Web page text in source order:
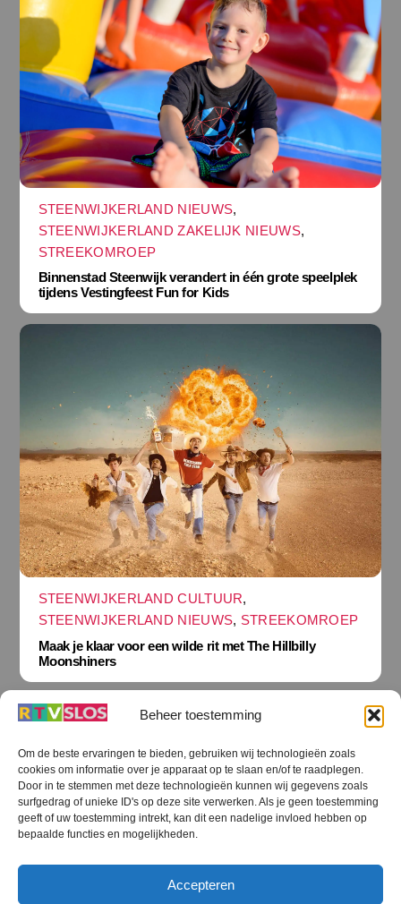
Beheer toestemming
Om de beste ervaringen te bieden, gebruiken wij technologieën zoals
cookies om informatie over je apparaat op te slaan en/of te raadplegen.
Door in te stemmen met deze technologieën kunnen wij gegevens zoals
surfgedrag of unieke ID's op deze site verwerken. Als je geen toestemming
geeft of uw toestemming intrekt, kan dit een nadelige invloed hebben op
bepaalde functies en mogelijkheden.
Accepteren
STEENWIJKERLAND NIEUWS,
STEENWIJKERLAND ZAKELIJK NIEUWS,
STREEKOMROEP
Binnenstad Steenwijk verandert in één grote speelplek
tijdens Vestingfeest Fun for Kids
STEENWIJKERLAND CULTUUR,
STEENWIJKERLAND NIEUWS, STREEKOMROEP
Maak je klaar voor een wilde rit met The Hillbilly
Moonshiners
Terug
naar
boven
RTV SLOS
RTV SLOS ANBI